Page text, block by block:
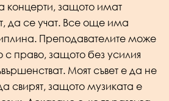
концерти, защото имат
да се учат. Все още има
Преподавателите може
с право, защото без усилия
Моят съвет е да не
свирят, защото музиката е